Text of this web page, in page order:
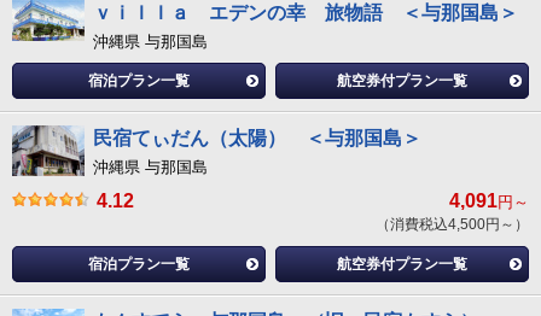
ｖｉｌｌａ エデンの幸 旅物語 ＜与那国島＞
沖縄県 与那国島
宿泊プラン一覧 航空券付プラン一覧
民宿てぃだん（太陽） ＜与那国島＞
沖縄県 与那国島
4.12 4,091円～
（消費税込4,500円～）
宿泊プラン一覧 航空券付プラン一覧